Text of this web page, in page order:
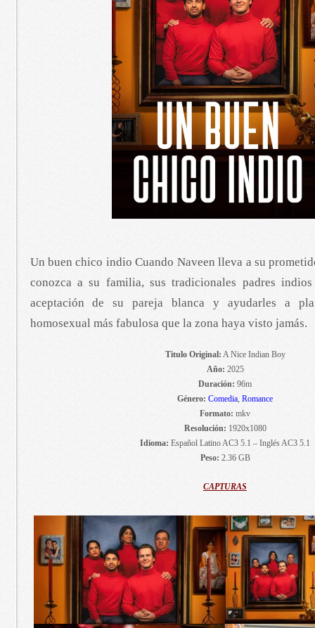
Un buen chico indio Cuando Naveen lleva a su
conozca a su familia, sus tradicionales padres
aceptación de su pareja blanca y ayudarles a
homosexual más fabulosa que la zona haya visto jamás.
Titulo Original: A Nice Indian Boy
Año: 2025
Duración: 96m
Género: Comedia, Romance
Formato: mkv
Resolución: 1920x1080
Idioma: Español Latino AC3 5.1 – Inglés AC3 5.1
Peso: 2.36 GB
CAPTURAS